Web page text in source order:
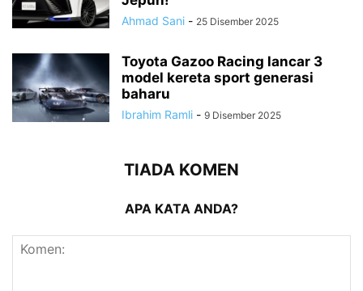
Ahmad Sani - 25 Disember 2025
Toyota Gazoo Racing lancar 3
model kereta sport generasi
baharu
Ibrahim Ramli - 9 Disember 2025
TIADA KOMEN
APA KATA ANDA?